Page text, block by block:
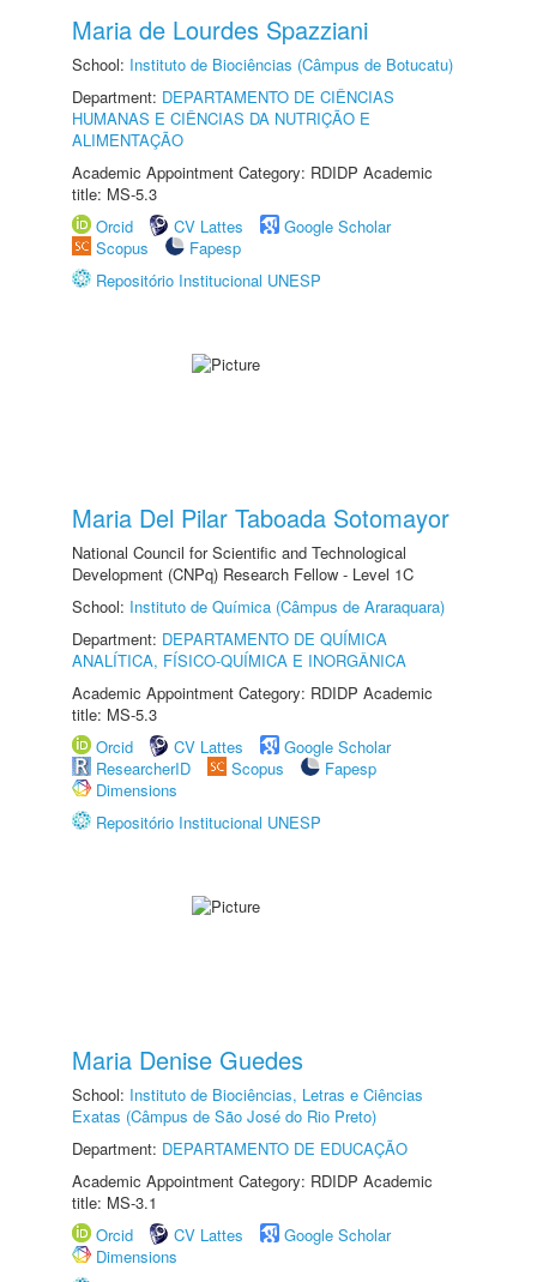
Maria de Lourdes Spazziani
School: Instituto de Biociências (Câmpus de Botucatu)
Department: DEPARTAMENTO DE CIÊNCIAS
HUMANAS E CIÊNCIAS DA NUTRIÇÃO E
ALIMENTAÇÃO
Academic Appointment Category: RDIDP Academic
title: MS-5.3
Orcid
CV Lattes
Google Scholar
Scopus
Fapesp
Repositório Institucional UNESP
Maria Del Pilar Taboada Sotomayor
National Council for Scientific and Technological
Development (CNPq) Research Fellow - Level 1C
School: Instituto de Química (Câmpus de Araraquara)
Department: DEPARTAMENTO DE QUÍMICA
ANALÍTICA, FÍSICO-QUÍMICA E INORGÂNICA
Academic Appointment Category: RDIDP Academic
title: MS-5.3
Orcid
CV Lattes
Google Scholar
ResearcherID
Scopus
Fapesp
Dimensions
Repositório Institucional UNESP
Maria Denise Guedes
School: Instituto de Biociências, Letras e Ciências
Exatas (Câmpus de São José do Rio Preto)
Department: DEPARTAMENTO DE EDUCAÇÃO
Academic Appointment Category: RDIDP Academic
title: MS-3.1
Orcid
CV Lattes
Google Scholar
Dimensions